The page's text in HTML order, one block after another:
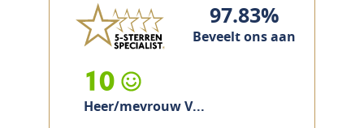
97.83%
Beveelt ons aan
10
Heer/mevrouw V...